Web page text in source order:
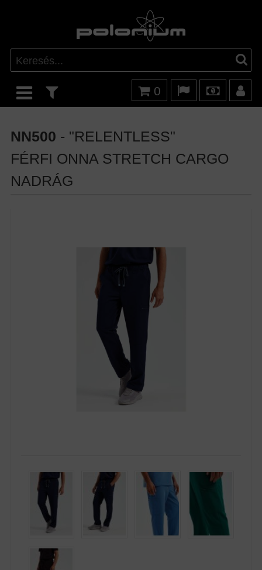
0
NN500 - "RELENTLESS"
FÉRFI ONNA STRETCH CARGO
NADRÁG